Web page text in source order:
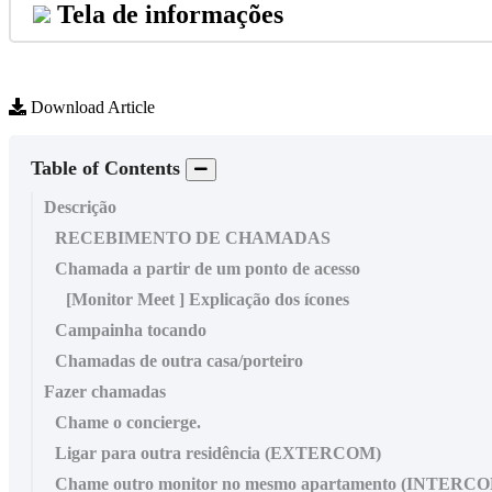
Tela de informações
Download Article
Table of Contents
Descrição
RECEBIMENTO DE CHAMADAS
Chamada a partir de um ponto de acesso
[Monitor Meet ] Explicação dos ícones
Campainha tocando
Chamadas de outra casa/porteiro
Fazer chamadas
Chame o concierge.
Ligar para outra residência (EXTERCOM)
Chame outro monitor no mesmo apartamento